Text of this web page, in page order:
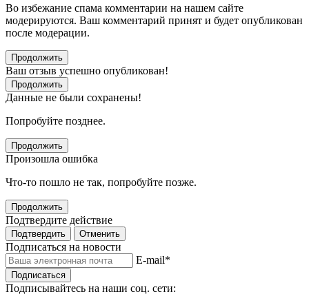
Во избежание спама комментарии на нашем сайте
модерируются. Ваш комментарий принят и будет опубликован
после модерации.
Продолжить
Ваш отзыв успешно опубликован!
Продолжить
Данные не были сохранены!
Попробуйте позднее.
Продолжить
Произошла ошибка
Что-то пошло не так, попробуйте позже.
Продолжить
Подтвердите действие
Подтвердить Отменить
Подписаться на новости
E-mail*
Подписаться
Подписывайтесь на наши соц. сети: